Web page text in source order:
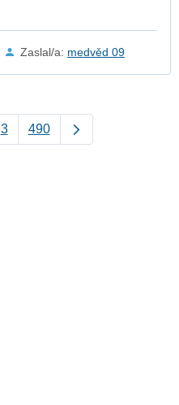
Zaslal/a: medvěd 09
3 490